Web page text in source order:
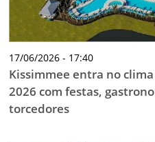
17/06/2026 - 17:40
Kissimmee entra no
2026 com festas,
torcedores